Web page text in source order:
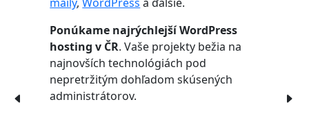
Ponúkame najrýchlejší WordPress
hosting v ČR. Vaše projekty bežia na
najnovších technológiách pod
nepretržitým dohľadom skúsených
administrátorov.